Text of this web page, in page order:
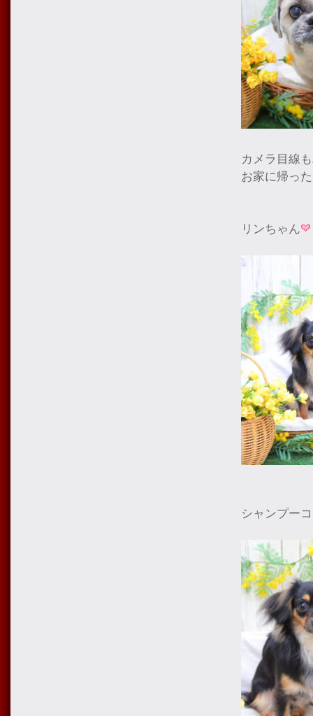
カメラ目線
お家に帰っ
リンちゃん
シャンプー